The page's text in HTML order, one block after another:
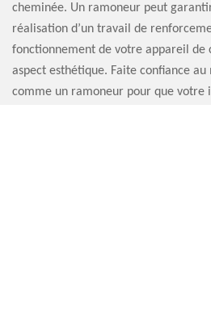
cheminée. Un ramoneur peut
réalisation d’un travail de
fonctionnement de votre appareil de
aspect esthétique. Faite confiance
comme un ramoneur pour que votre